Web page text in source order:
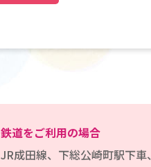
鉄道をご利用の場合
JR成田線、下総公崎町駅下